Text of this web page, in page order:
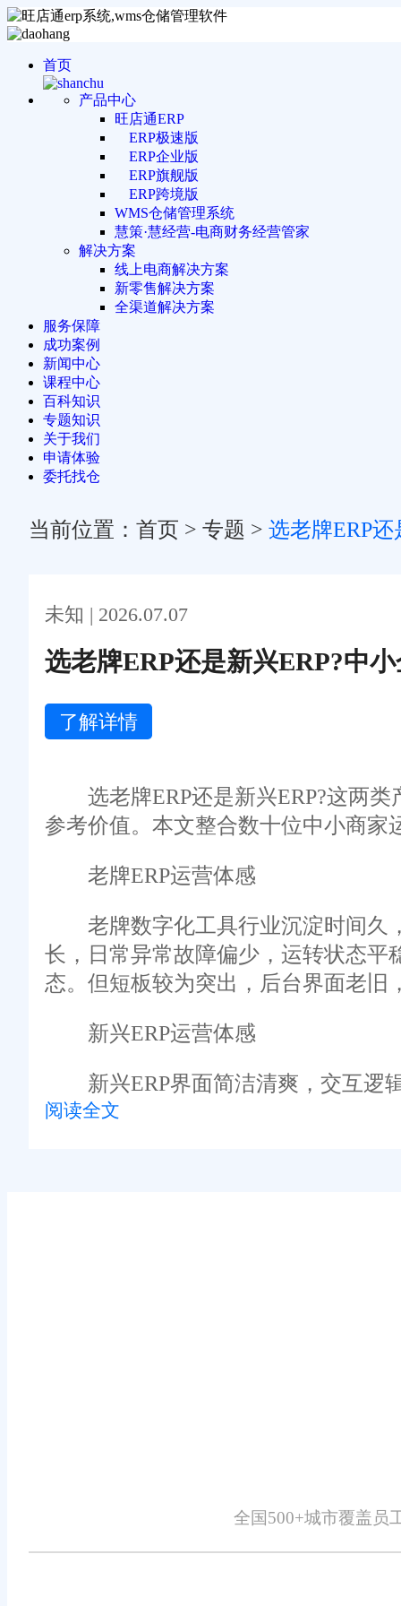
首页
产品中心
旺店通ERP
ERP极速版
ERP企业版
ERP旗舰版
ERP跨境版
WMS仓储管理系统
慧策·慧经营-电商财务经营管家
解决方案
线上电商解决方案
新零售解决方案
全渠道解决方案
服务保障
成功案例
新闻中心
课程中心
百科知识
专题知识
关于我们
申请体验
委托找仓
当前位置： 首页 > 专题 > 选老牌ERP
未知 | 2026.07.07
选老牌ERP还是新兴ERP?中
了解详情
选老牌ERP还是新兴ERP?这两类
参考价值。本文整合数十位中小商
老牌ERP运营体感
老牌数字化工具行业沉淀时间久，
长，日常异常故障偏少，运转状态平
态。但短板较为突出，后台界面老旧
新兴ERP运营体感
新兴ERP界面简洁清爽，交互逻辑
迭代速度快，紧跟平台规则变动更
识、广告、商标、域名等，除特别标明外，均来源于网络，知识产权归
详细不实或侵权情况证明，我们将尽快处理。
阅读全文
全国500+城市覆盖员